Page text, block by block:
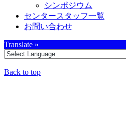
シンポジウム
センタースタッフ一覧
お問い合わせ
Translate »
Back to top